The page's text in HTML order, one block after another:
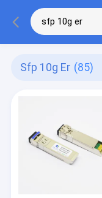
Sfp 10g Er (85)